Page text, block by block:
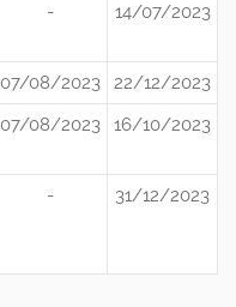
- 14/07/2023
07/08/2023
22/12/2023
07/08/2023 16/10/2023
- 31/12/2023